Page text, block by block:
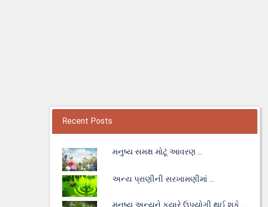
Recent Posts
મનુષ્ય સમક્ષ મોટૂં આવરણ ...
અન્ય પ્રાણીની સરખામણીમાં ...
મનુષ્ય અન્યને કયારે ઉપયોગી થઈ શકે ...